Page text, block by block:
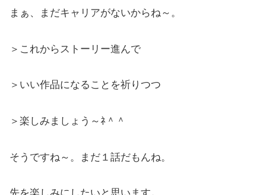
まぁ、まだキャリアがないからね～。
＞これからストーリー進んで
＞いい作品になることを祈りつつ
＞楽しみましょう～ﾈ＾＾
そうですね～。まだ１話だもんね。